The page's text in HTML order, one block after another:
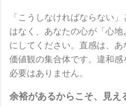
「こうしなければならない
はなく、あなたの心が「心
にしてください。直感は、
価値観の集合体です。違和
必要はありません。
余裕があるからこそ、見え